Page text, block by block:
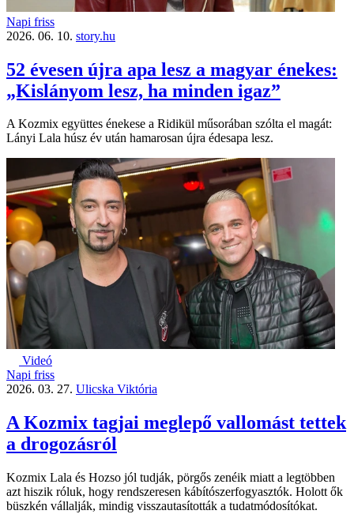
Napi friss
2026. 06. 10. story.hu
52 évesen újra apa lesz a magyar énekes:
„Kislányom lesz, ha minden igaz”
A Kozmix együttes énekese a Ridikül műsorában szólta el magát:
Lányi Lala húsz év után hamarosan újra édesapa lesz.
Videó
Napi friss
2026. 03. 27. Ulicska Viktória
A Kozmix tagjai meglepő vallomást tettek
a drogozásról
Kozmix Lala és Hozso jól tudják, pörgős zenéik miatt a legtöbben
azt hiszik róluk, hogy rendszeresen kábítószerfogyasztók. Holott ők
büszkén vállalják, mindig visszautasították a tudatmódosítókat.